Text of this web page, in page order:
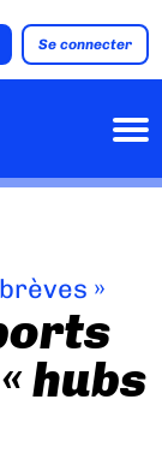
Se connecter
»
hubs